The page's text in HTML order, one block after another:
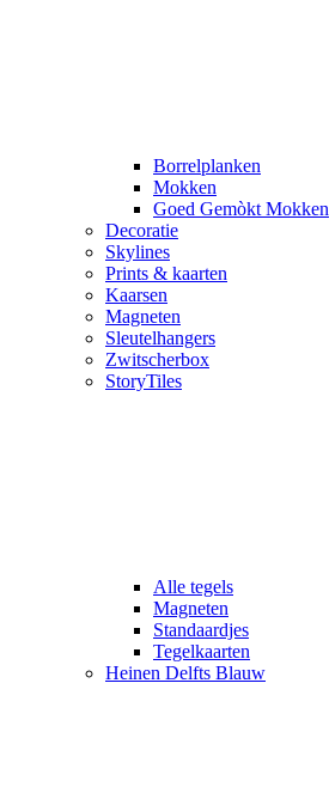
Borrelplanken
Mokken
Goed Gemòkt Mokken
Decoratie
Skylines
Prints & kaarten
Kaarsen
Magneten
Sleutelhangers
Zwitscherbox
StoryTiles
Alle tegels
Magneten
Standaardjes
Tegelkaarten
Heinen Delfts Blauw